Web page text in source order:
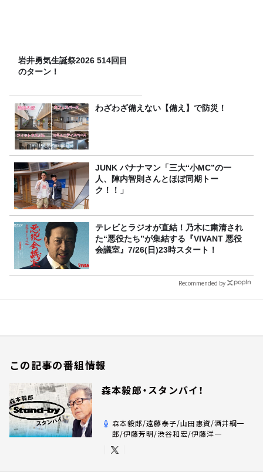
岩井勇気生誕祭2026 514回目
のターン！
わざわざ備えない【備え】で防災！
JUNK バナナマン「三大“小MC”の一
人、陣内智則さんとほぼ同期トー
ク！！」
テレビとラジオが直結！乃木に粛清され
た“悪役たち”が集結する『VIVANT 悪役
会議室』7/26(日)23時スタート！
Recommended by
この記事の番組情報
森本毅郎・スタンバイ！
森本毅郎/遠藤泰子/山田惠資/酒井綱一
郎/伊藤芳明/渋谷和宏/伊藤洋一